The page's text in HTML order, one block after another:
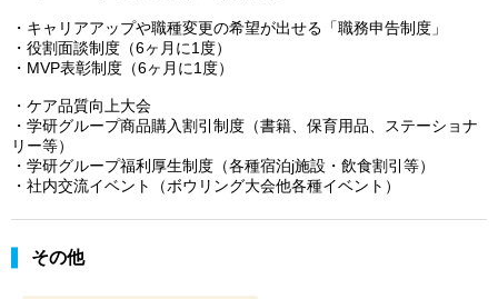
・キャリアアップや職種変更の希望が出せる「職務申告制度」
・役割面談制度（6ヶ月に1度）
・MVP表彰制度（6ヶ月に1度）
・ケア品質向上大会
・学研グループ商品購入割引制度（書籍、保育用品、ステーショナ
リー等）
・学研グループ福利厚生制度（各種宿泊j施設・飲食割引等）
・社内交流イベント（ボウリング大会他各種イベント）
その他